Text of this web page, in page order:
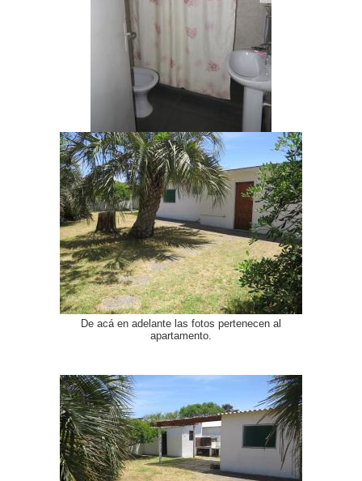
De acá en adelante las fotos pertenecen al
apartamento.